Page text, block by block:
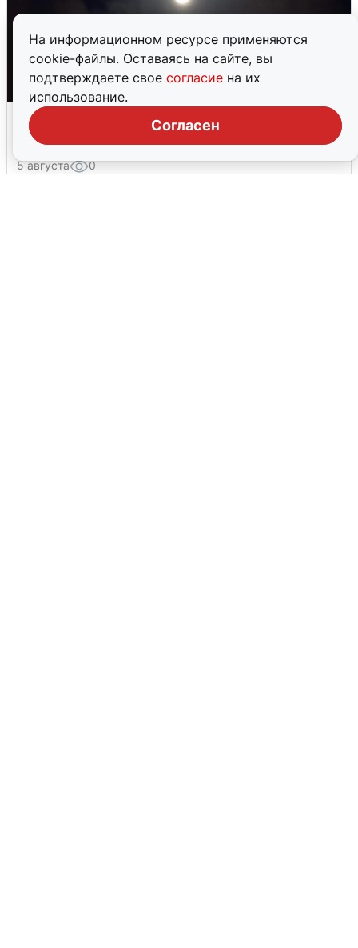
На информационном ресурсе применяются
cookie-файлы. Оставаясь на сайте, вы
подтверждаете свое согласие на их
использование.
Согласен
Взрывы в Воронеже после сигнала
тревоги
5 августа 0